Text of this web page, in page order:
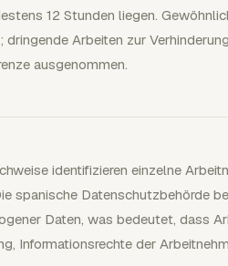
12 Stunden liegen.
dringende Arbeiten zur
ausgenommen.
identifizieren einzelne
spanische Datenschutzbehörde
Daten, was bedeutet, dass
Informationsrechte der